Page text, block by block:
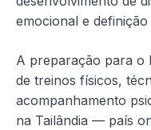
emocional e definição
A preparação para o
de treinos físicos,
acompanhamento
na Tailândia — país